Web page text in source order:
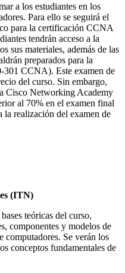
a los estudiantes en los
Para ello se seguirá el
para la certificación CCNA
tendrán acceso a la
sus materiales, además de las
preparados para la
CCNA). Este examen de
del curso. Sin embargo,
Cisco Networking Academy
al 70% en el examen final
la realización del examen de
(ITN)
teóricas del curso,
componentes y modelos de
computadores. Se verán los
conceptos fundamentales de